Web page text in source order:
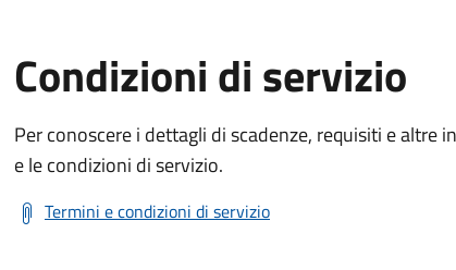
Condizioni di servizio
Per conoscere i dettagli di scadenze, requisiti e altre
e le condizioni di servizio.
Termini e condizioni di servizio